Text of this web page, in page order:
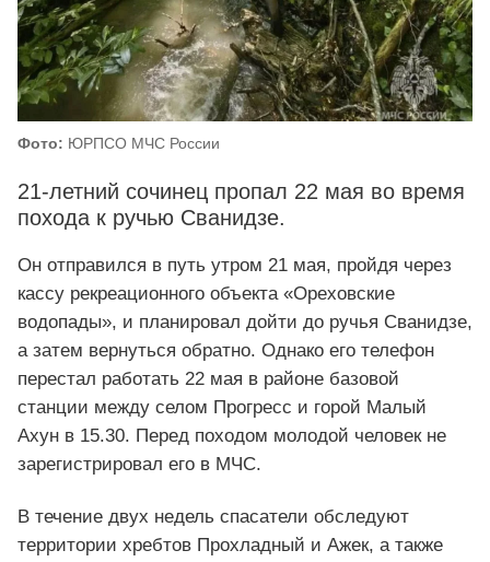
Фото: ЮРПСО МЧС России
21-летний сочинец пропал 22 мая во время
похода к ручью Сванидзе.
Он отправился в путь утром 21 мая, пройдя через
кассу рекреационного объекта «Ореховские
водопады», и планировал дойти до ручья Сванидзе,
а затем вернуться обратно. Однако его телефон
перестал работать 22 мая в районе базовой
станции между селом Прогресс и горой Малый
Ахун в 15.30. Перед походом молодой человек не
зарегистрировал его в МЧС.
В течение двух недель спасатели обследуют
территории хребтов Прохладный и Ажек, а также